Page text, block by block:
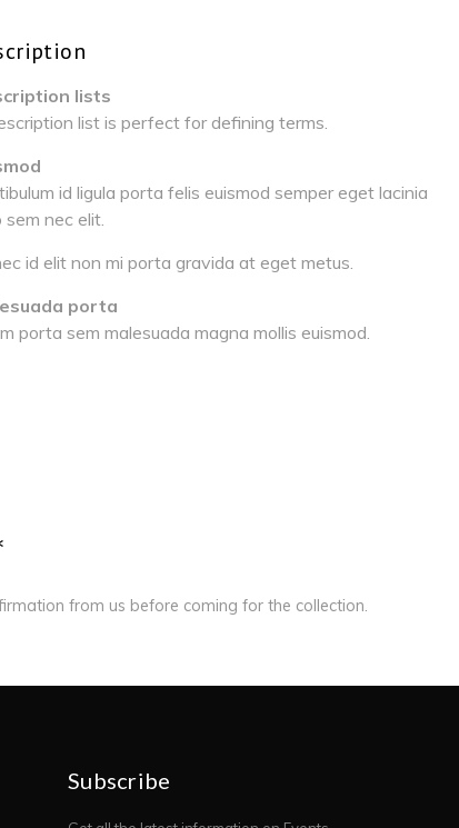
lists
list is perfect for defining terms.
id ligula porta felis euismod semper eget lacinia
sem nec elit.
id elit non mi porta gravida at eget metus.
porta
porta sem malesuada magna mollis euismod.
from us before coming for the collection.
Subscribe